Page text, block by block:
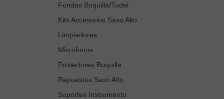
Fundas Boquilla/Tudel
Kits Accesorios Saxo Alto
Limpiadores
Microfonos
Protectores Boquilla
Repuestos Saxo Alto
Soportes Instrumento